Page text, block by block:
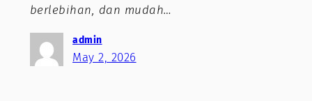
berlebihan, dan mudah…
admin
May 2, 2026